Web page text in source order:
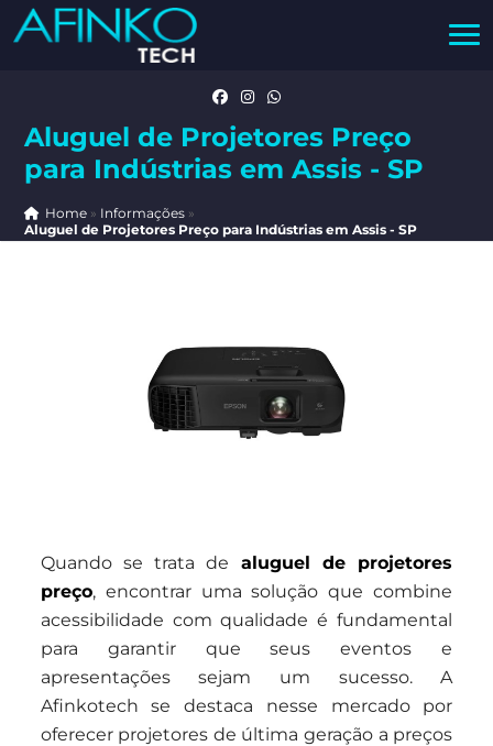
Aluguel de Projetores Preço
para Indústrias em Assis - SP
Home» Informações »
Aluguel de Projetores Preço para Indústrias em Assis - SP
Quando se trata de aluguel de projetores
preço, encontrar uma solução que combine
acessibilidade com qualidade é fundamental
para garantir que seus eventos e
apresentações sejam um sucesso. A
Afinkotech se destaca nesse mercado por
oferecer projetores de última geração a preços